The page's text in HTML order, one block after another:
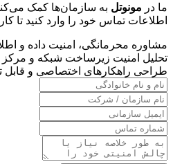
ما در مونوتل به سازمان‌ها کمک
اطلاعات تماس خود را وارد کنید تا
مشاوره محرمانگی، امنیت داده و
تحلیل امنیت زیرساخت شبکه و مرکز
طراحی راهکارهای اختصاصی و قابل